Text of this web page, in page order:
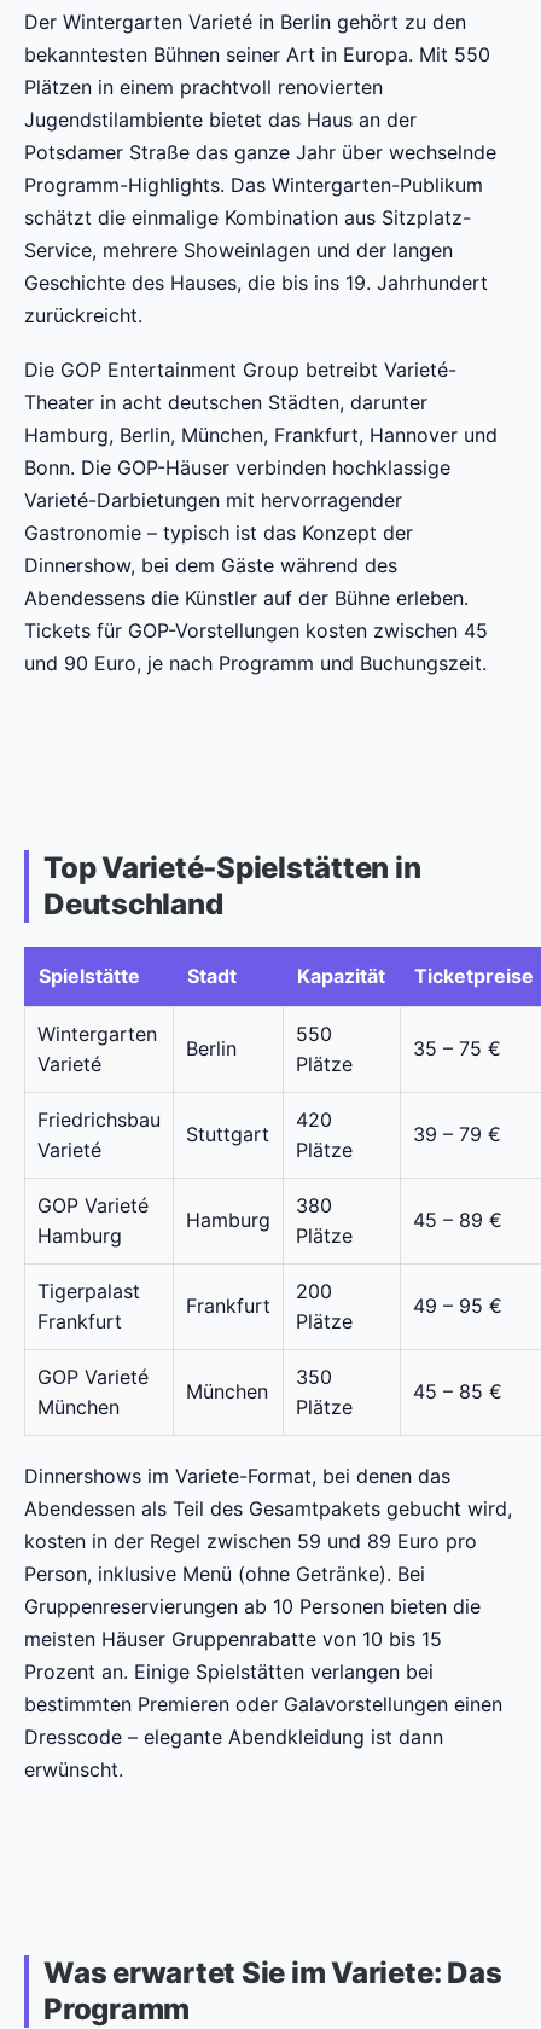
Der Wintergarten Varieté in Berlin gehört zu den
bekanntesten Bühnen seiner Art in Europa. Mit 550
Plätzen in einem prachtvoll renovierten
Jugendstilambiente bietet das Haus an der
Potsdamer Straße das ganze Jahr über wechselnde
Programm-Highlights. Das Wintergarten-Publikum
schätzt die einmalige Kombination aus Sitzplatz-
Service, mehrere Showeinlagen und der langen
Geschichte des Hauses, die bis ins 19. Jahrhundert
zurückreicht.
Die GOP Entertainment Group betreibt Varieté-
Theater in acht deutschen Städten, darunter
Hamburg, Berlin, München, Frankfurt, Hannover und
Bonn. Die GOP-Häuser verbinden hochklassige
Varieté-Darbietungen mit hervorragender
Gastronomie – typisch ist das Konzept der
Dinnershow, bei dem Gäste während des
Abendessens die Künstler auf der Bühne erleben.
Tickets für GOP-Vorstellungen kosten zwischen 45
und 90 Euro, je nach Programm und Buchungszeit.
Top Varieté-Spielstätten in
Deutschland
Spielstätte Stadt Kapazität Ticketpreise
Wintergarten
Varieté
Berlin
550
Plätze
35 – 75 €
Friedrichsbau
Varieté
Stuttgart
420
Plätze
39 – 79 €
GOP Varieté
Hamburg
Hamburg
380
Plätze
45 – 89 €
Tigerpalast
Frankfurt
Frankfurt
200
Plätze
49 – 95 €
GOP Varieté
München
München
350
Plätze
45 – 85 €
Dinnershows im Variete-Format, bei denen das
Abendessen als Teil des Gesamtpakets gebucht wird,
kosten in der Regel zwischen 59 und 89 Euro pro
Person, inklusive Menü (ohne Getränke). Bei
Gruppenreservierungen ab 10 Personen bieten die
meisten Häuser Gruppenrabatte von 10 bis 15
Prozent an. Einige Spielstätten verlangen bei
bestimmten Premieren oder Galavorstellungen einen
Dresscode – elegante Abendkleidung ist dann
erwünscht.
Was erwartet Sie im Variete: Das
Programm